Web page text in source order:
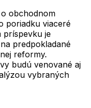
obchodnom
poriadku viaceré
príspevku je
predpokladané
reformy.
budú venované aj
vybraných